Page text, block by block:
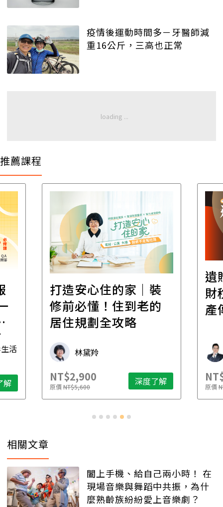
疫情後運動時間多－牙醫師減
重16公斤，三高也正常
推薦課程
活
解
打造安心住的家｜裝
修前必懂！住到老的
居住規劃全攻略
林黛羚
NT$2,900
原價NT$5,600 深度了解
遺
財
產
原價
相關文章
闔上手機、給自己兩小時！ 在
現場音樂與舞蹈中共振，為什
麼熟齡族紛紛愛上音樂劇？